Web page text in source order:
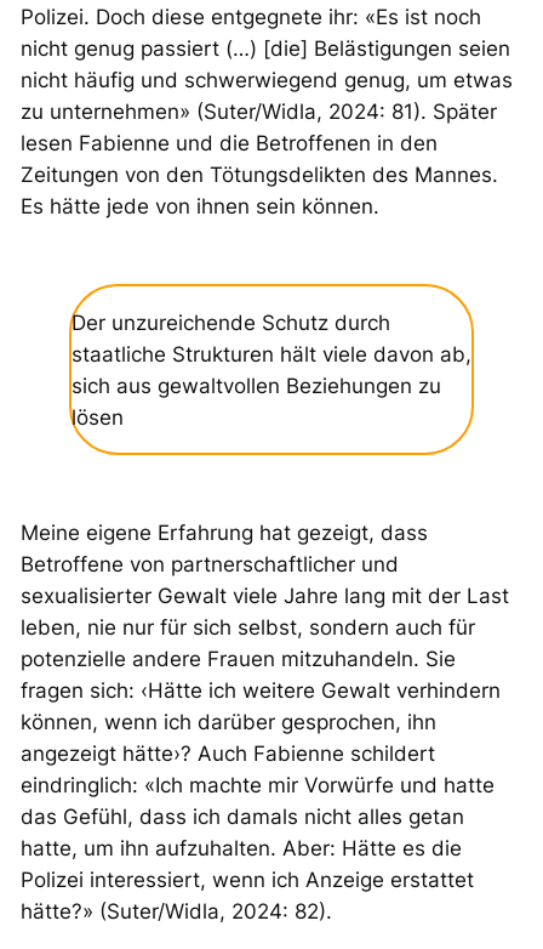
Polizei. Doch diese entgegnete ihr: «Es ist noch
nicht genug passiert (…) [die] Belästigungen seien
nicht häufig und schwerwiegend genug, um etwas
zu unternehmen» (Suter/Widla, 2024: 81). Später
lesen Fabienne und die Betroffenen in den
Zeitungen von den Tötungsdelikten des Mannes.
Es hätte jede von ihnen sein können.
Der unzureichende Schutz durch
staatliche Strukturen hält viele davon ab,
sich aus gewaltvollen Beziehungen zu
lösen
Meine eigene Erfahrung hat gezeigt, dass
Betroffene von partnerschaftlicher und
sexualisierter Gewalt viele Jahre lang mit der Last
leben, nie nur für sich selbst, sondern auch für
potenzielle andere Frauen mitzuhandeln. Sie
fragen sich: ‹Hätte ich weitere Gewalt verhindern
können, wenn ich darüber gesprochen, ihn
angezeigt hätte›? Auch Fabienne schildert
eindringlich: «Ich machte mir Vorwürfe und hatte
das Gefühl, dass ich damals nicht alles getan
hatte, um ihn aufzuhalten. Aber: Hätte es die
Polizei interessiert, wenn ich Anzeige erstattet
hätte?» (Suter/Widla, 2024: 82).